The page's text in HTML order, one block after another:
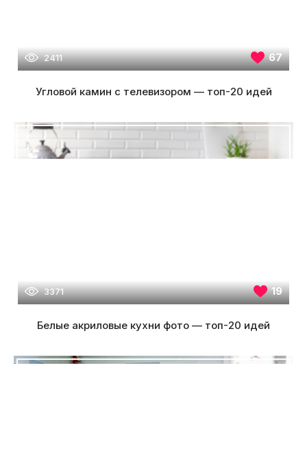
2411 67
Угловой камин с телевизором — топ-20 идей
3371 19
Белые акриловые кухни фото — топ-20 идей